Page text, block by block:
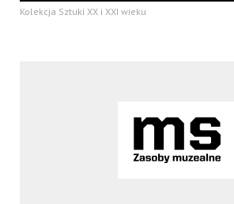
Kolekcja Sztuki XX i XXI wieku